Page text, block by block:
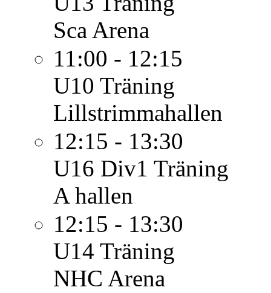
Sca Arena
11:00 - 12:15
U10 Träning
Lillstrimmahallen
12:15 - 13:30
U16 Div1 Träning
A hallen
12:15 - 13:30
U14 Träning
NHC Arena